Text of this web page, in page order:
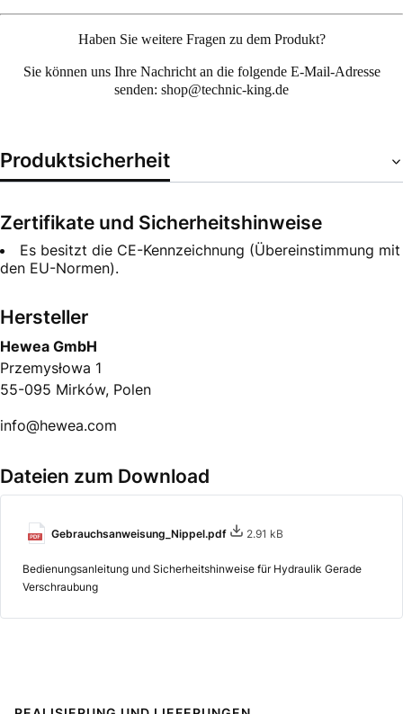
Haben Sie weitere Fragen zu dem Produkt?
Sie können uns Ihre Nachricht an die folgende E-Mail-Adresse
senden: shop@technic-king.de
Produktsicherheit
Zertifikate und Sicherheitshinweise
Es besitzt die CE-Kennzeichnung (Übereinstimmung mit
den EU-Normen).
Hersteller
Hewea GmbH
Przemysłowa 1
55-095 Mirków, Polen
info@hewea.com
Dateien zum Download
Gebrauchsanweisung_Nippel.pdf 2.91 kB
Bedienungsanleitung und Sicherheitshinweise für Hydraulik Gerade
Verschraubung